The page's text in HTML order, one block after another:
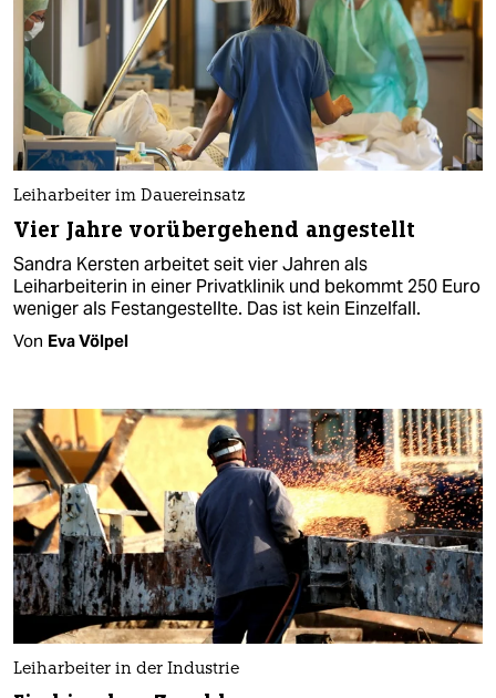
Leiharbeiter im Dauereinsatz
Vier Jahre vorübergehend angestellt
Sandra Kersten arbeitet seit vier Jahren als
Leiharbeiterin in einer Privatklinik und bekommt 250 Euro
weniger als Festangestellte. Das ist kein Einzelfall.
Von Eva Völpel
Leiharbeiter in der Industrie